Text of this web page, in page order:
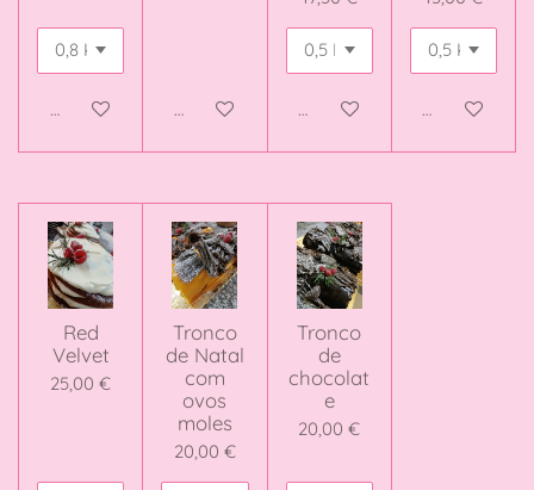
Adicionar ao carrinhoAdicionar ao carrinhoAdicionar ao carrinhoAdicionar ao
Red
Velvet
25,00 €
Tronco
de Natal
com
ovos
moles
20,00 €
Tronco
de
chocolat
e
20,00 €